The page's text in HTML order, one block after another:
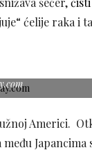
ćelije raka i
Americi.
Japancima